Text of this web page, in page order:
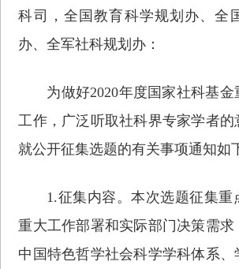
科司，全国教育科学规划办、全
办、全军社科规划办：
为做好2020年度国家社科基
工作，广泛听取社科界专家学者
就公开征集选题的有关事项通知如
1.征集内容。本次选题征集重
重大工作部署和实际部门决策需求
中国特色哲学社会科学学科体系